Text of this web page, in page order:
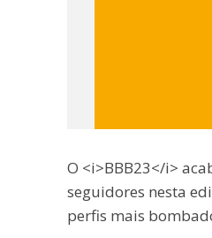
O <i>BBB23</i>
seguidores nesta
perfis mais